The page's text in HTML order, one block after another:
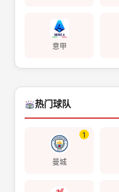
意甲
热门球队
1
曼城